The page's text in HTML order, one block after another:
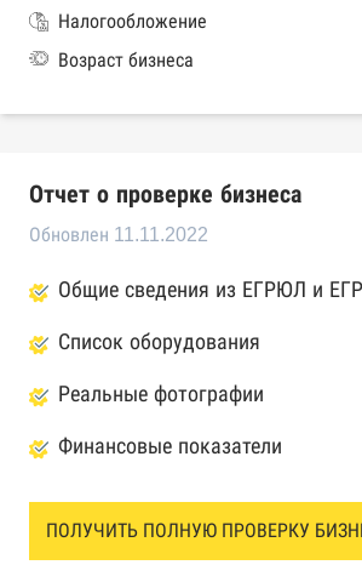
Налогообложение
Возраст бизнеса
Отчет о проверке бизнеса
Обновлен 11.11.2022
Общие сведения из ЕГРЮЛ и
Список оборудования
Реальные фотографии
Финансовые показатели
ПОЛУЧИТЬ ПОЛНУЮ ПРОВЕРКУ